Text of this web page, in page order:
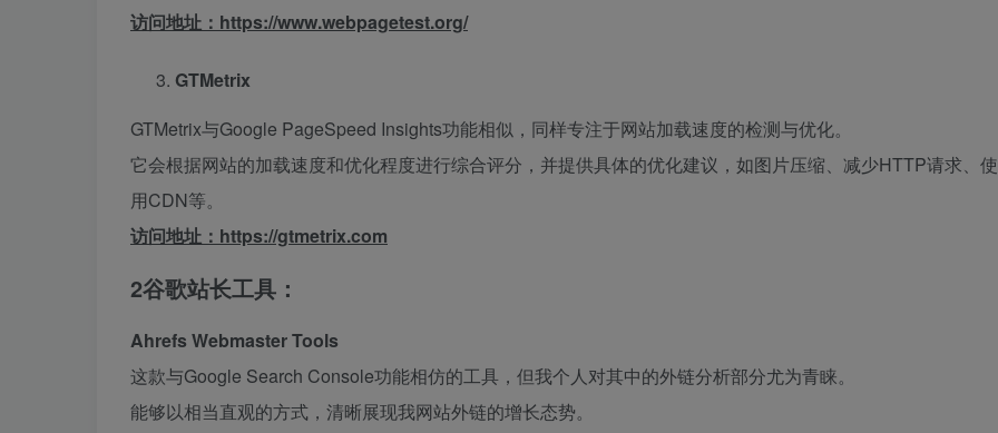
访问地址： https://www.webpagetest.org/
GTMetrix
GTMetrix与Google PageSpeed Insights功能相似，同样专注于网站加载速度的检测与优化。
它会根据网站的加载速度和优化程度进行综合评分，并提供具体的优化建议，如图片压缩、减少HTTP请求、使
用CDN等。
访问地址： https://gtmetrix.com
2谷歌站长工具：
Ahrefs Webmaster Tools
这款与Google Search Console功能相仿的工具，但我个人对其中的外链分析部分尤为青睐。
能够以相当直观的方式，清晰展现我网站外链的增长态势。